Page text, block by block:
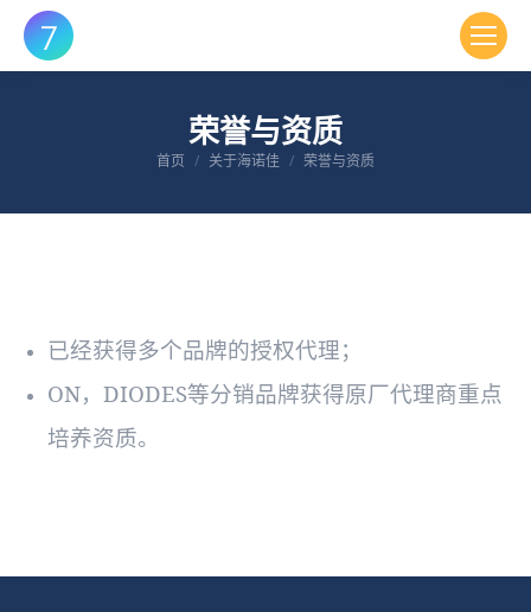
荣誉与资质
您在这里：
首页 关于海诺佳 荣誉与资质
已经获得多个品牌的授权代理；
ON，DIODES等分销品牌获得原厂代理商重点
培养资质。